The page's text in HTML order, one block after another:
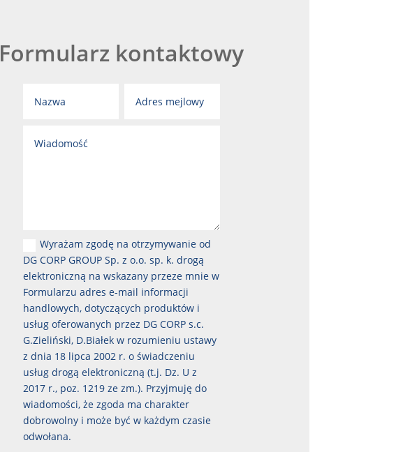
Formularz kontaktowy
Wyrażam zgodę na otrzymywanie od
DG CORP GROUP Sp. z o.o. sp. k. drogą
elektroniczną na wskazany przeze mnie w
Formularzu adres e-mail informacji
handlowych, dotyczących produktów i
usług oferowanych przez DG CORP s.c.
G.Zieliński, D.Białek w rozumieniu ustawy
z dnia 18 lipca 2002 r. o świadczeniu
usług drogą elektroniczną (t.j. Dz. U z
2017 r., poz. 1219 ze zm.). Przyjmuję do
wiadomości, że zgoda ma charakter
dobrowolny i może być w każdym czasie
odwołana.